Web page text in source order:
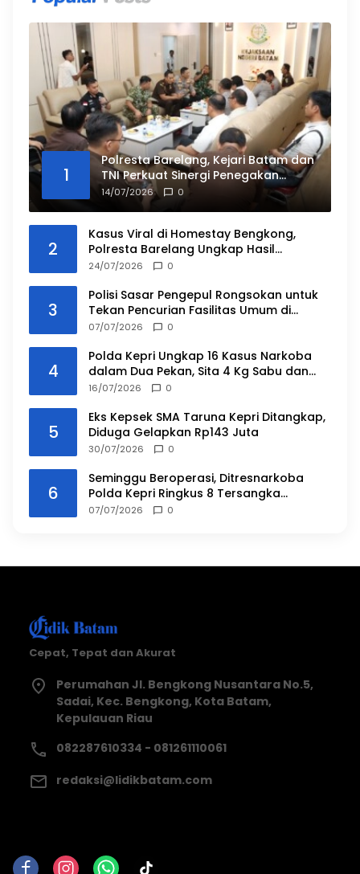
1
Polresta Barelang, Kejari Batam dan
TNI Perkuat Sinergi Penegakan
Hukum
14/07/2026 0
2
Kasus Viral di Homestay Bengkong,
Polresta Barelang Ungkap Hasil
Penyidikan dan Duduk Perkara
24/07/2026 0
3
Polisi Sasar Pengepul Rongsokan untuk
Tekan Pencurian Fasilitas Umum di
Batam
07/07/2026 0
4
Polda Kepri Ungkap 16 Kasus Narkoba
dalam Dua Pekan, Sita 4 Kg Sabu dan
Ribuan Vape Etomidate
16/07/2026 0
5
Eks Kepsek SMA Taruna Kepri Ditangkap,
Diduga Gelapkan Rp143 Juta
30/07/2026 0
6
Seminggu Beroperasi, Ditresnarkoba
Polda Kepri Ringkus 8 Tersangka
Narkoba
07/07/2026 0
Cepat, Tepat dan Akurat
Perumahan Jl. Bengkong Nusantara No.5,
Sadai, Kec. Bengkong, Kota Batam,
Kepulauan Riau
082287610334 - 081261110061
redaksi@lidikbatam.com